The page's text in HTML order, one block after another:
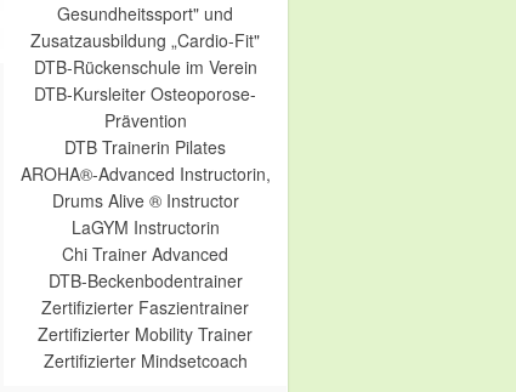
Gesundheitssport" und
Zusatzausbildung „Cardio-Fit"
DTB-Rückenschule im Verein
DTB-Kursleiter Osteoporose-
Prävention
DTB Trainerin Pilates
AROHA®-Advanced Instructorin,
Drums Alive ® Instructor
LaGYM Instructorin
Chi Trainer Advanced
DTB-Beckenbodentrainer
Zertifizierter Faszientrainer
Zertifizierter Mobility Trainer
Zertifizierter Mindsetcoach